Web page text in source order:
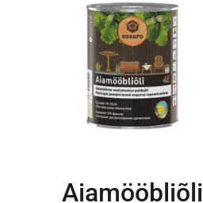
Aiamööbliõli